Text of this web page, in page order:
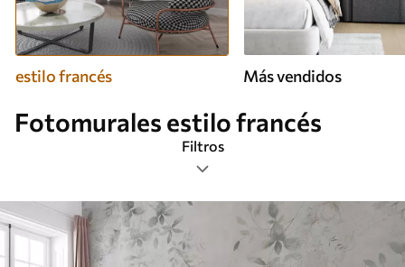
estilo francés Más vendidos
Fotomurales estilo francés
Filtros
Etiquetas
Formato de imagen